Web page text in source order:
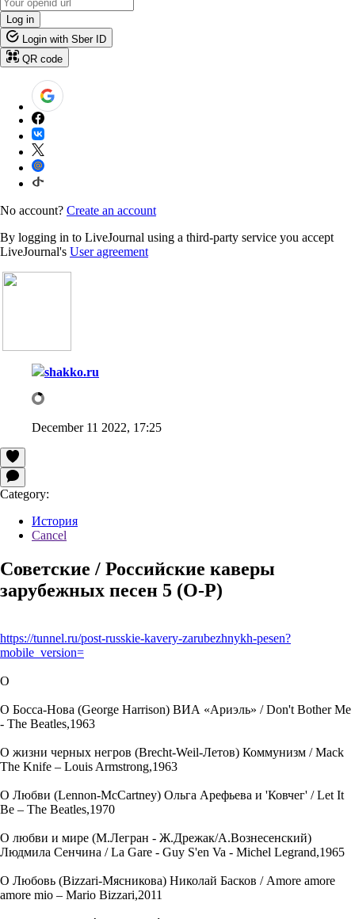
Log in
Login with Sber ID
QR code
No account? Create an account
By logging in to LiveJournal using a third-party service you accept
LiveJournal's User agreement
shakko.ru
December 11 2022, 17:25
Category:
История
Cancel
Советские / Российские каверы
зарубежных песен 5 (О-Р)
https://tunnel.ru/post-russkie-kavery-zarubezhnykh-pesen?
mobile_version=
О
О Босса-Нова (George Harrison) ВИА «Ариэль» / Don't Bother Me
- The Beatles,1963
О жизни черных негров (Brecht-Weil-Летов) Коммунизм / Mack
The Knife – Louis Armstrong,1963
О Любви (Lennon-McCartney) Ольга Арефьева и 'Ковчег' / Let It
Be – The Beatles,1970
О любви и мире (М.Легран - Ж.Дрежак/А.Вознесенский)
Людмила Сенчина / La Gare - Guy S'en Va - Michel Legrand,1965
О Любовь (Bizzari-Мясникова) Николай Басков / Amore amore
amore mio – Mario Bizzari,2011